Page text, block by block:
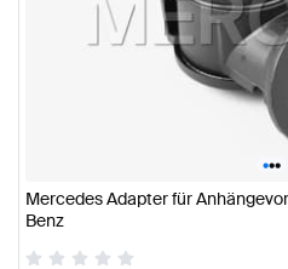
•••
Mercedes Adapter für
Benz